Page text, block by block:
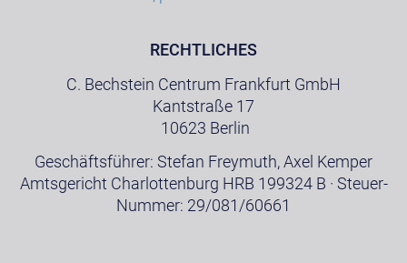
RECHTLICHES
C. Bechstein Centrum Frankfurt GmbH
Kantstraße 17
10623 Berlin
Geschäftsführer: Stefan Freymuth, Axel Kemper
Amtsgericht Charlottenburg HRB 199324 B · Steuer-
Nummer: 29/081/60661